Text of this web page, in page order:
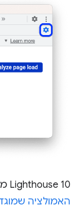
‫Lighthouse 10 משתמש עכשיו ב-Moto G Power כ
האמולציה